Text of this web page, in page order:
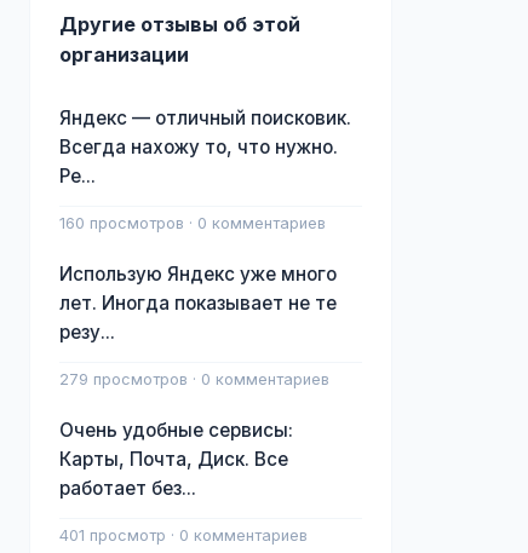
Другие отзывы об этой
организации
Яндекс — отличный поисковик.
Всегда нахожу то, что нужно.
Ре...
160 просмотров · 0 комментариев
Использую Яндекс уже много
лет. Иногда показывает не те
резу...
279 просмотров · 0 комментариев
Очень удобные сервисы:
Карты, Почта, Диск. Все
работает без...
401 просмотр · 0 комментариев